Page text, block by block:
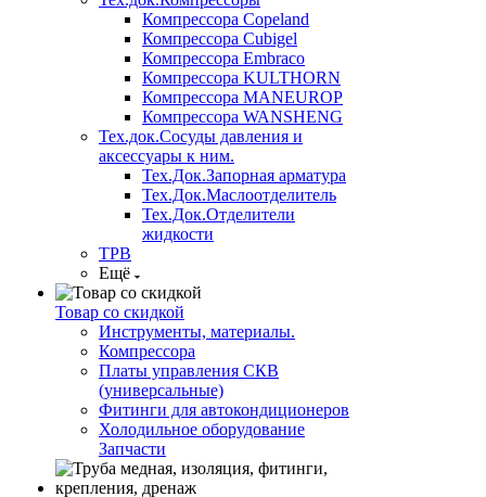
Компрессора Copeland
Компрессора Cubigel
Компрессора Embraco
Компрессора KULTHORN
Компрессора MANEUROP
Компрессора WANSHENG
Тех.док.Сосуды давления и
аксессуары к ним.
Тех.Док.Запорная арматура
Тех.Док.Маслоотделитель
Тех.Док.Отделители
жидкости
ТРВ
Ещё
Товар со скидкой
Инструменты, материалы.
Компрессора
Платы управления СКВ
(универсальные)
Фитинги для автокондиционеров
Холодильное оборудование
Запчасти